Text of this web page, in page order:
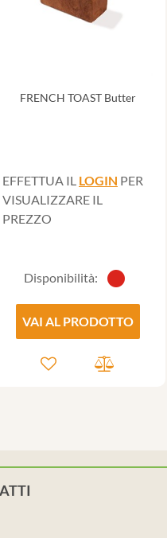
FRENCH TOAST Butter
EFFETTUA IL LOGIN PER
VISUALIZZARE IL
PREZZO
Disponibilità:
VAI AL PRODOTTO